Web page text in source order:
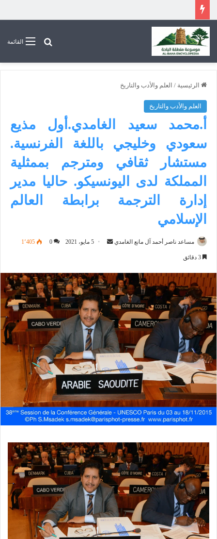
القائمةبحث عن
الرئيسية / العلم والأدب والتاريخ
العلم والأدب والتاريخ
أ.محمد سعيد الغامدي.أول مذيع
سعودي وخليجي باللغة الفرنسية.
مستشار ثقافي ومترجم بممثلية
المملكة لدى اليونسيكو. حاليا مدير
إدارة الترجمة برابطة العالم
الإسلامي
مساعد ناصر أحمد آل مانع الغامدي
أرسل 5 مايو، 2021 0 1٬405